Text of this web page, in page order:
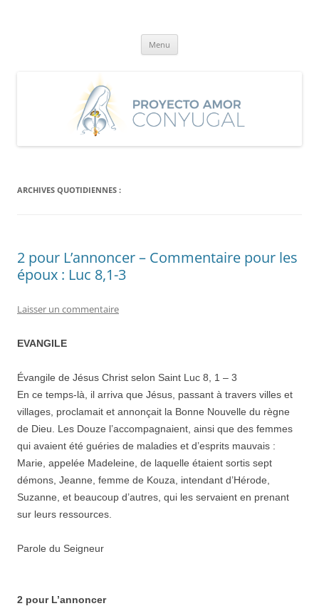
Menu
ARCHIVES QUOTIDIENNES :
2 pour L’annoncer – Commentaire pour les
époux : Luc 8,1-3
Laisser un commentaire
EVANGILE
Évangile de Jésus Christ selon Saint Luc 8, 1 – 3
En ce temps-là, il arriva que Jésus, passant à travers villes et
villages, proclamait et annonçait la Bonne Nouvelle du règne
de Dieu. Les Douze l’accompagnaient, ainsi que des femmes
qui avaient été guéries de maladies et d’esprits mauvais :
Marie, appelée Madeleine, de laquelle étaient sortis sept
démons, Jeanne, femme de Kouza, intendant d’Hérode,
Suzanne, et beaucoup d’autres, qui les servaient en prenant
sur leurs ressources.
Parole du Seigneur
2 pour L’annoncer